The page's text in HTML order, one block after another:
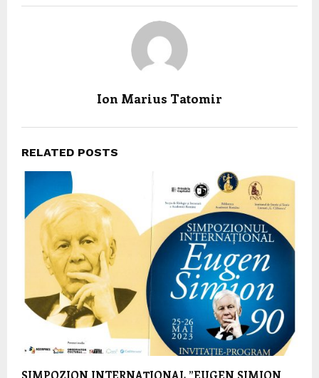
Ion Marius Tatomir
RELATED POSTS
SIMPOZION INTERNAȚIONAL ”EUGEN SIMION